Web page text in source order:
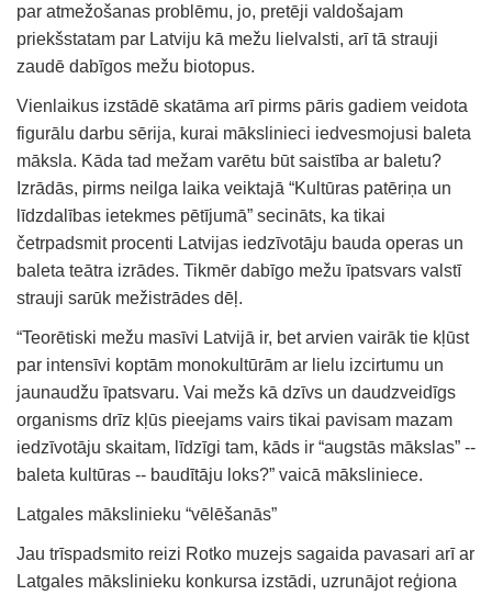
par atmežošanas problēmu, jo, pretēji valdošajam
priekšstatam par Latviju kā mežu lielvalsti, arī tā strauji
zaudē dabīgos mežu biotopus.
Vienlaikus izstādē skatāma arī pirms pāris gadiem veidota
figurālu darbu sērija, kurai mākslinieci iedvesmojusi baleta
māksla. Kāda tad mežam varētu būt saistība ar baletu?
Izrādās, pirms neilga laika veiktajā “Kultūras patēriņa un
līdzdalības ietekmes pētījumā” secināts, ka tikai
četrpadsmit procenti Latvijas iedzīvotāju bauda operas un
baleta teātra izrādes. Tikmēr dabīgo mežu īpatsvars valstī
strauji sarūk mežistrādes dēļ.
“Teorētiski mežu masīvi Latvijā ir, bet arvien vairāk tie kļūst
par intensīvi koptām monokultūrām ar lielu izcirtumu un
jaunaudžu īpatsvaru. Vai mežs kā dzīvs un daudzveidīgs
organisms drīz kļūs pieejams vairs tikai pavisam mazam
iedzīvotāju skaitam, līdzīgi tam, kāds ir “augstās mākslas” --
baleta kultūras -- baudītāju loks?” vaicā māksliniece.
Latgales mākslinieku “vēlēšanās”
Jau trīspadsmito reizi Rotko muzejs sagaida pavasari arī ar
Latgales mākslinieku konkursa izstādi, uzrunājot reģiona